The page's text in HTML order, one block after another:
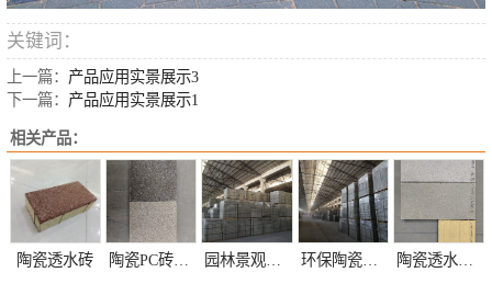
关键词：
上一篇： 产品应用实景展示3
下一篇： 产品应用实景展示1
相关产品：
陶瓷透水砖 环保陶瓷透水砖定制 陶瓷透水砖颜色定制